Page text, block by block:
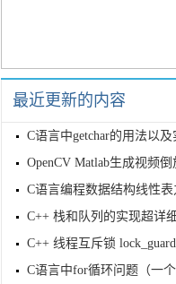
最近更新的内容
C语言中getchar的用法以
OpenCV Matlab生成视频
C++ 栈和队列的实现超详
C++ 线程互斥锁
C语言中for循环问题（一个